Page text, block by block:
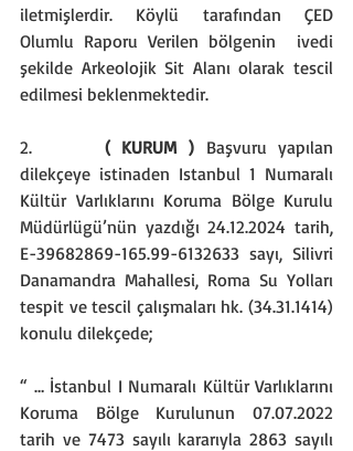
iletmişlerdir. Köylü tarafından ÇED
Olumlu Raporu Verilen bölgenin  ivedi
şekilde Arkeolojik Sit Alanı olarak tescil
edilmesi beklenmektedir.
2. ( KURUM ) Başvuru yapılan
dilekçeye istinaden Istanbul 1 Numaralı
Kültür Varlıklarını Koruma Bölge Kurulu
Müdürlügü’nün yazdığı 24.12.2024 tarih,
E-39682869-165.99-6132633 sayı, Silivri
Danamandra Mahallesi, Roma Su Yolları
tespit ve tescil çalışmaları hk. (34.31.1414)
konulu dilekçede;
“ … İstanbul I Numaralı Kültür Varlıklarını
Koruma Bölge Kurulunun 07.07.2022
tarih ve 7473 sayılı kararıyla 2863 sayılı